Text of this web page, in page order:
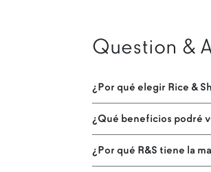
Question &
¿Por qué elegir Rice &
¿Qué beneficios podré
¿Por qué R&S tiene la